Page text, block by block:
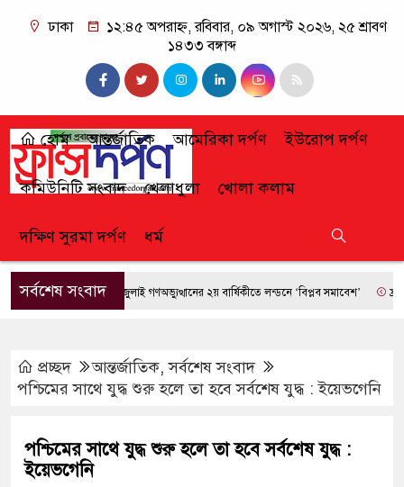
ঢাকা
১২:৪৫ অপরাহ্ন, রবিবার, ০৯ অগাস্ট ২০২৬, ২৫ শ্রাবণ
১৪৩৩ বঙ্গাব্দ
হোম আন্তর্জাতিক আমেরিকা দর্পণ ইউরোপ দর্পণ
কমিউনিটি সংবাদ খেলাধুলা খোলা কলাম
দক্ষিণ সুরমা দর্পণ ধর্ম
সর্বশেষ সংবাদজুলাই গণঅভ্যুত্থানের ২য় বার্ষিকীতে লন্ডনে ‘বিপ্লব সমাবেশ’ ফ্রান্সে
প্রচ্ছদ আন্তর্জাতিক,সর্বশেষ সংবাদ
পশ্চিমের সাথে যুদ্ধ শুরু হলে তা হবে সর্বশেষ যুদ্ধ : ইয়েভগেনি
পশ্চিমের সাথে যুদ্ধ শুরু হলে তা হবে সর্বশেষ যুদ্ধ :
ইয়েভগেনি